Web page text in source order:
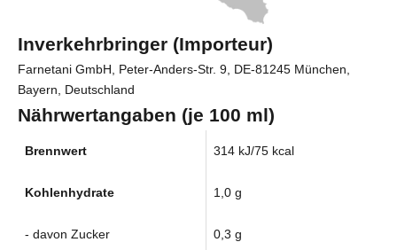
Inverkehrbringer (Importeur)
Farnetani GmbH, Peter-Anders-Str. 9, DE-81245 München,
Bayern, Deutschland
Nährwertangaben (je 100 ml)
Brennwert 314 kJ/75 kcal
Kohlenhydrate 1,0 g
- davon Zucker 0,3 g